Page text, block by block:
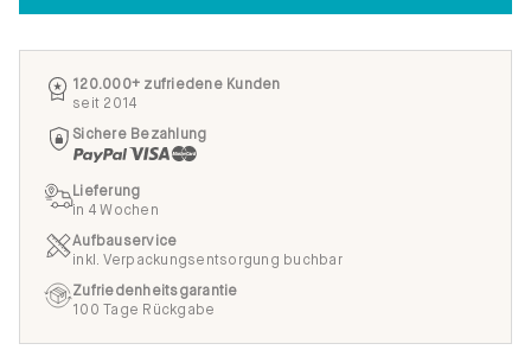
120.000+ zufriedene Kunden
seit 2014
Sichere Bezahlung
Lieferung
in 4 Wochen
Aufbauservice
inkl. Verpackungsentsorgung buchbar
Zufriedenheitsgarantie
100 Tage Rückgabe